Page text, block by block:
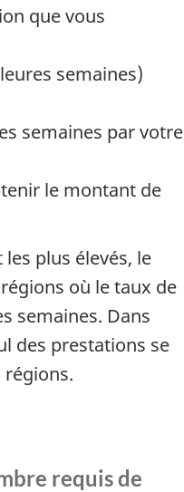
que vous
semaines)
semaines par votre
le montant de
plus élevés, le
où le taux de
semaines. Dans
des prestations se
régions.
requis de